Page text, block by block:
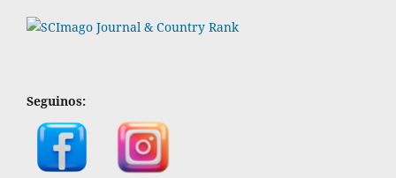
Seguinos: